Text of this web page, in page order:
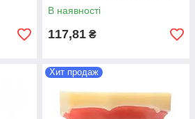
В наявності
117,81 ₴
Хит продаж